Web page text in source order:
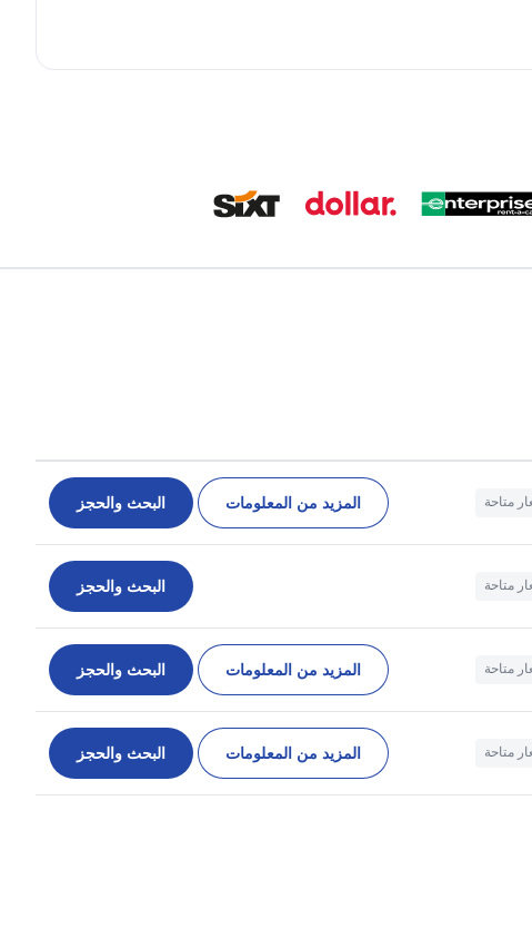
متاحة المزيد من المعلومات البحث والحجز
متاحة البحث والحجز
متاحة المزيد من المعلومات البحث والحجز
متاحة المزيد من المعلومات البحث والحجز